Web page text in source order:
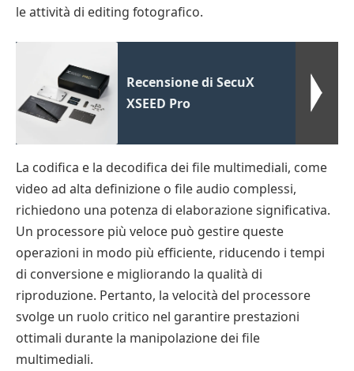
le attività di editing fotografico.
Recensione di SecuX
XSEED Pro
La codifica e la decodifica dei file multimediali, come
video ad alta definizione o file audio complessi,
richiedono una potenza di elaborazione significativa.
Un processore più veloce può gestire queste
operazioni in modo più efficiente, riducendo i tempi
di conversione e migliorando la qualità di
riproduzione. Pertanto, la velocità del processore
svolge un ruolo critico nel garantire prestazioni
ottimali durante la manipolazione dei file
multimediali.